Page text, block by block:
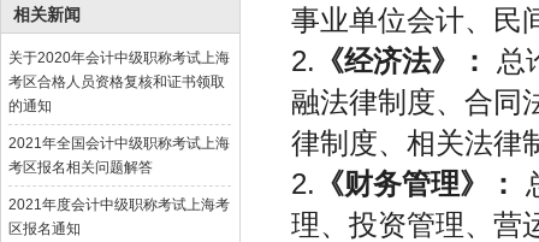
相关新闻
关于2020年会计中级职称考试上海
考区合格人员资格复核和证书领取
的通知
2021年全国会计中级职称考试上海
考区报名相关问题解答
2021年度会计中级职称考试上海考
区报名通知
事业单位会计、民
2. 《经济法》：
总
融法律制度、合同
律制度、相关法律
2. 《财务管理》：
理、投资管理、营